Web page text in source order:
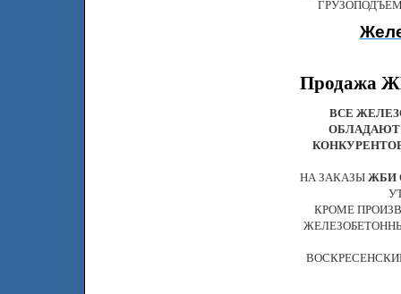
Продажа
ВСЕ
НА ЗАКАЗЫЖБИ
КРОМЕ